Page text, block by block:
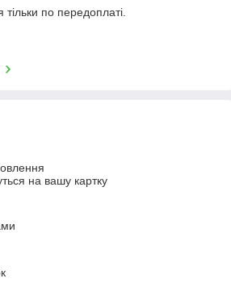
тільки по передоплаті.
на вашу картку